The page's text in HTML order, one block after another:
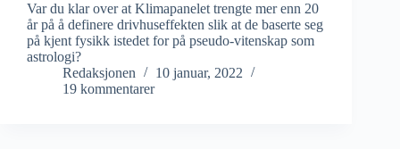
Var du klar over at Klimapanelet trengte mer enn 20
år på å definere drivhuseffekten slik at de baserte seg
på kjent fysikk istedet for på pseudo-vitenskap som
astrologi?
Redaksjonen
10 januar, 2022
19 kommentarer